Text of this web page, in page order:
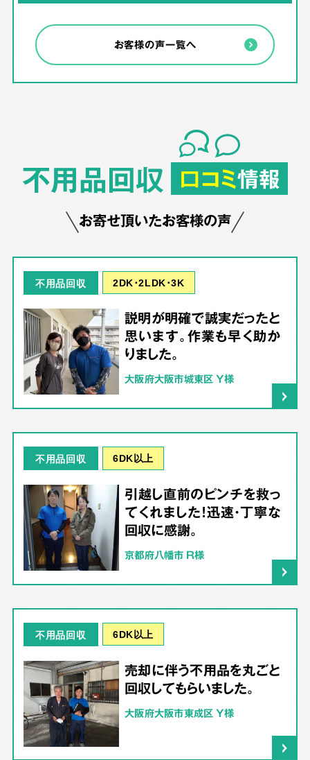
お客様の声一覧へ
不用品回収 口コミ情報
お寄せ頂いたお客様の声
不用品回収 2DK･2LDK･3K
説明が明確で誠実だったと
思います。作業も早く助か
りました。
大阪府大阪市城東区 Y様
不用品回収 6DK以上
引越し直前のピンチを救っ
てくれました！迅速・丁寧な
回収に感謝。
京都府八幡市 R様
不用品回収 6DK以上
売却に伴う不用品を丸ごと
回収してもらいました。
大阪府大阪市東成区 Y様